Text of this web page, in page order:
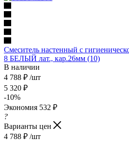
Смеситель настенный с
8 БЕЛЫЙ лат., кар.26мм (10)
В наличии
4 788 ₽ /шт
5 320 ₽
-10%
Экономия 532 ₽
?
Варианты цен
4 788 ₽ /шт